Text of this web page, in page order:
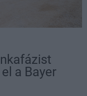
a Bayer